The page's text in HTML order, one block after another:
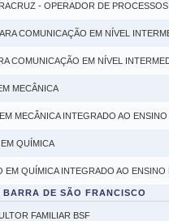
- OPERADOR DE
COMUNICAÇÃO EM NÍVEL
COMUNICAÇÃO EM NÍVEL
MECÂNICA
MECÂNICA INTEGRADO AO ENSINO
QUÍMICA
EM QUÍMICA INTEGRADO AO ENSINO
DE SÃO FRANCISCO
FAMILIAR BSF